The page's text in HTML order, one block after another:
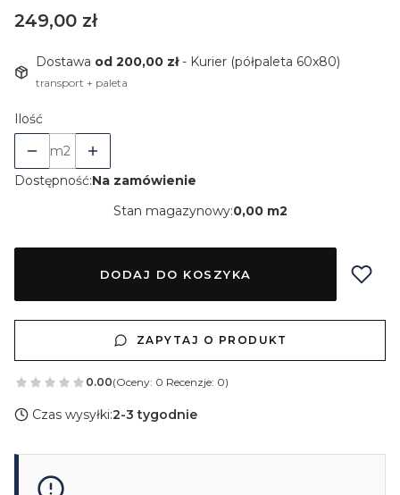
Cena
249,00 zł
Dostawa od 200,00 zł- Kurier (półpaleta 60x80)
transport + paleta
Ilość
m2
Dostępność:Na zamówienie
Stan magazynowy:0,00 m2
DODAJ DO KOSZYKA
ZAPYTAJ O PRODUKT
0.00(Oceny: 0 Recenzje: 0)
Czas wysyłki:2-3 tygodnie